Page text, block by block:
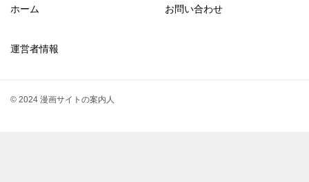
ホーム お問い合わせ
運営者情報
© 2024 漫画サイトの案内人